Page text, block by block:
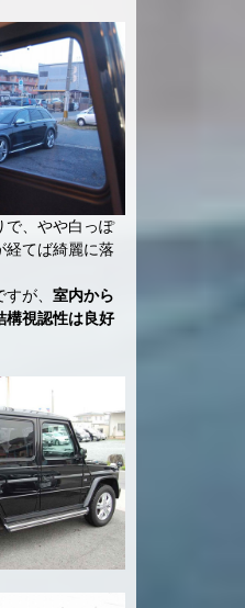
で、やや白っぽ
経てば綺麗に落
すが、室内から
構視認性は良好